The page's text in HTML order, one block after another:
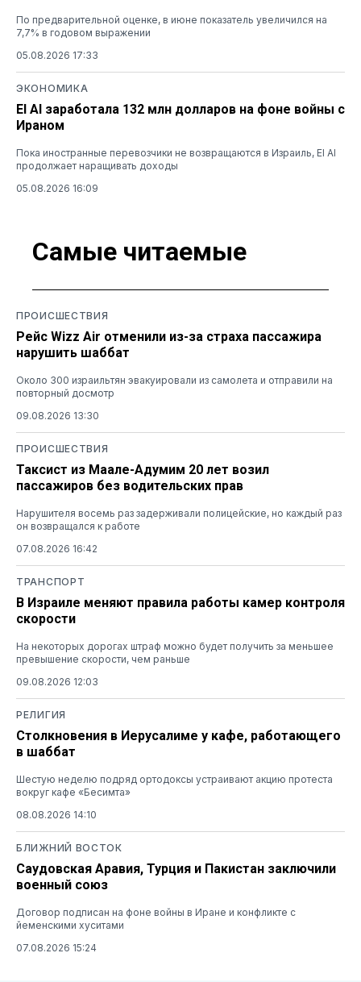
По предварительной оценке, в июне показатель увеличился на
7,7% в годовом выражении
05.08.2026 17:33
ЭКОНОМИКА
El Al заработала 132 млн долларов на фоне войны с
Ираном
Пока иностранные перевозчики не возвращаются в Израиль, El Al
продолжает наращивать доходы
05.08.2026 16:09
Самые читаемые
ПРОИСШЕСТВИЯ
Рейс Wizz Air отменили из-за страха пассажира
нарушить шаббат
Около 300 израильтян эвакуировали из самолета и отправили на
повторный досмотр
09.08.2026 13:30
ПРОИСШЕСТВИЯ
Таксист из Маале-Адумим 20 лет возил
пассажиров без водительских прав
Нарушителя восемь раз задерживали полицейские, но каждый раз
он возвращался к работе
07.08.2026 16:42
ТРАНСПОРТ
В Израиле меняют правила работы камер контроля
скорости
На некоторых дорогах штраф можно будет получить за меньшее
превышение скорости, чем раньше
09.08.2026 12:03
РЕЛИГИЯ
Столкновения в Иерусалиме у кафе, работающего
в шаббат
Шестую неделю подряд ортодоксы устраивают акцию протеста
вокруг кафе «Бесимта»
08.08.2026 14:10
БЛИЖНИЙ ВОСТОК
Саудовская Аравия, Турция и Пакистан заключили
военный союз
Договор подписан на фоне войны в Иране и конфликте с
йеменскими хуситами
07.08.2026 15:24